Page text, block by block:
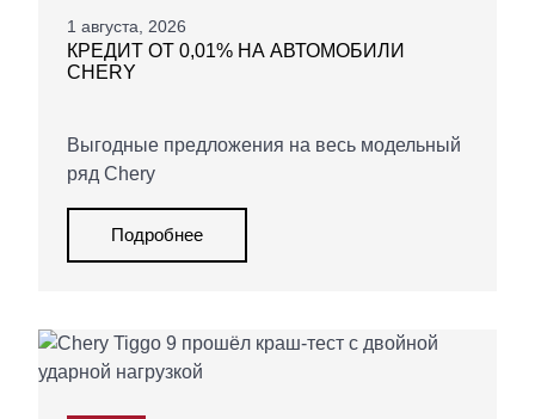
1 августа, 2026
КРЕДИТ ОТ 0,01% НА АВТОМОБИЛИ
CHERY
Выгодные предложения на весь модельный
ряд Chery
Подробнее